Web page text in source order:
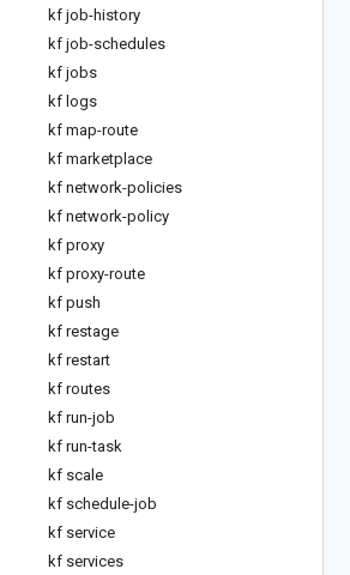
kf job-history
kf job-schedules
kf jobs
kf logs
kf map-route
kf marketplace
kf network-policies
kf network-policy
kf proxy
kf proxy-route
kf push
kf restage
kf restart
kf routes
kf run-job
kf run-task
kf scale
kf schedule-job
kf service
kf services